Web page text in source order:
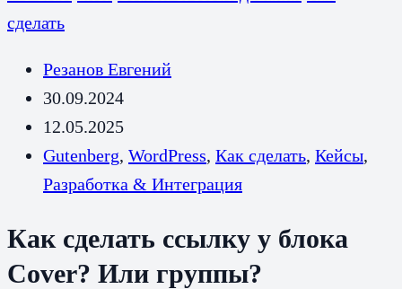
сделать
Резанов Евгений
30.09.2024
12.05.2025
Gutenberg, WordPress, Как сделать, Кейсы,
Разработка & Интеграция
Как сделать ссылку у блока
Cover? Или группы?